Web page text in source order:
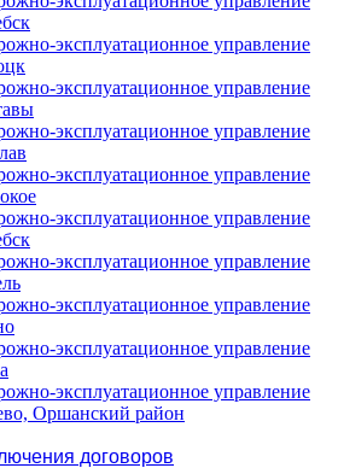
эксплуатационное управление
эксплуатационное управление
эксплуатационное управление
эксплуатационное управление
эксплуатационное управление
эксплуатационное управление
эксплуатационное управление
эксплуатационное управление
эксплуатационное управление
Оршанский район
договоров